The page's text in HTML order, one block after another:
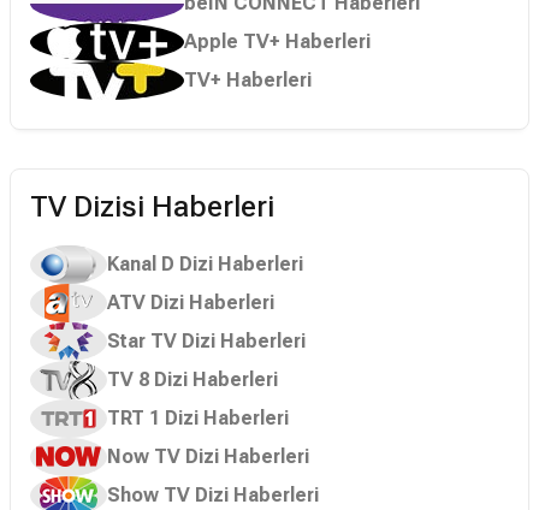
Apple TV+ Haberleri
TV+ Haberleri
TV Dizisi Haberleri
Kanal D Dizi Haberleri
ATV Dizi Haberleri
Star TV Dizi Haberleri
TV 8 Dizi Haberleri
TRT 1 Dizi Haberleri
Now TV Dizi Haberleri
Show TV Dizi Haberleri